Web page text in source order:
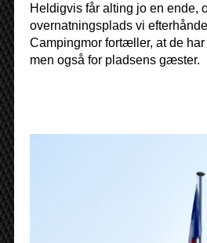
Heldigvis får alting jo en ende,
overnatningsplads vi
Campingmor fortæller, at de
men også for pladsens gæster.